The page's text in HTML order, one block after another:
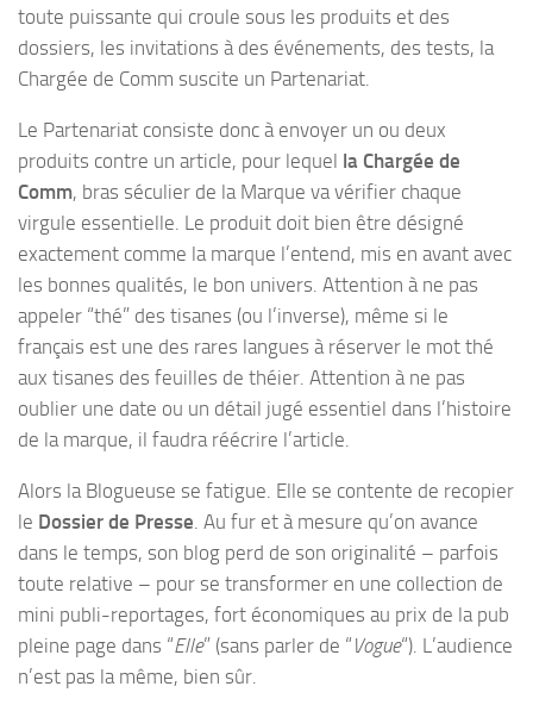
toute puissante qui croule sous les produits et des
dossiers, les invitations à des événements, des tests, la
Chargée de Comm suscite un Partenariat.
Le Partenariat consiste donc à envoyer un ou deux
produits contre un article, pour lequel la Chargée de
Comm, bras séculier de la Marque va vérifier chaque
virgule essentielle. Le produit doit bien être désigné
exactement comme la marque l’entend, mis en avant avec
les bonnes qualités, le bon univers. Attention à ne pas
appeler “thé” des tisanes (ou l’inverse), même si le
français est une des rares langues à réserver le mot thé
aux tisanes des feuilles de théier. Attention à ne pas
oublier une date ou un détail jugé essentiel dans l’histoire
de la marque, il faudra réécrire l’article.
Alors la Blogueuse se fatigue. Elle se contente de recopier
le Dossier de Presse . Au fur et à mesure qu’on avance
dans le temps, son blog perd de son originalité – parfois
toute relative – pour se transformer en une collection de
mini publi-reportages, fort économiques au prix de la pub
pleine page dans “Elle” (sans parler de “ Vogue“). L’audience
n’est pas la même, bien sûr.